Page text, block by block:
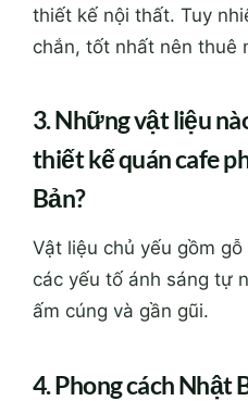
thiết kế nội thất. Tuy
chắn, tốt nhất nên thuê
3. Những vật liệu
thiết kế quán cafe
Bản?
Vật liệu chủ yếu gồm
các yếu tố ánh sáng tự
ấm cúng và gần gũi.
4. Phong cách Nhật